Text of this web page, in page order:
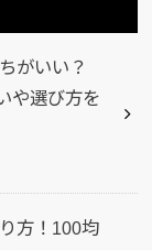
がいい？
や選び方を
方！100均